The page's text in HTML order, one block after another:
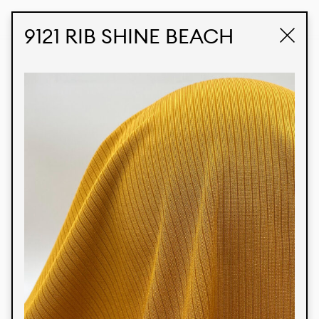
9121 RIB SHINE BEACH
Produtos
Temos orgulho de expressar nossa identidade
brasileira por meio de nossos tecidos e estampas
personalizadas, trabalhando em colaboração
com nossos clientes e dando vida aos seus
conceitos e criações. Nossa extensa linha de
produtos tem opções para diferentes mercados.
Oferecemos também tecidos ecológicos e
tecnológicos que podem ser acabados em
qualquer cor sólida ou impressão digital.
Cores